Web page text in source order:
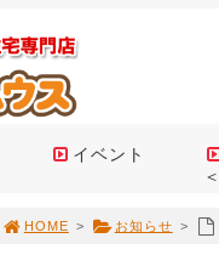
イベント
HOME > お知らせ >